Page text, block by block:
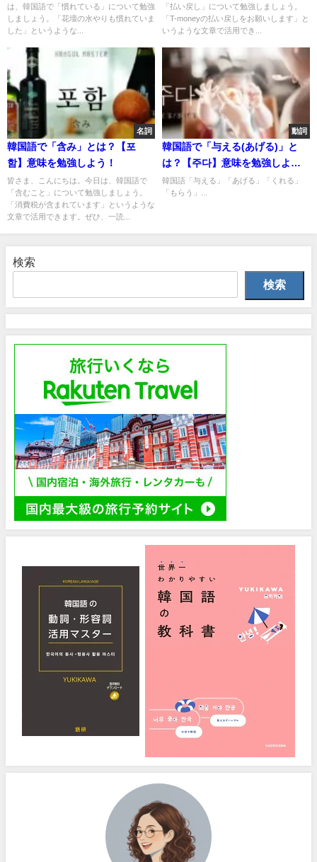
は、韓国語で「慣れている」について勉強
しましょう。「花壇の水やりも慣れていま
した」というような...
「払い戻し」について勉強しましょう。
「T-moneyの払い戻しをお願いします」と
いうような文章で活用でき...
名詞
韓国語で「含み」とは？【포
함】意味を勉強しよう！
皆さま、こんにちは。今日は、韓国語で
「含むこと」について勉強しましょう。
「消費税が含まれています」というような
文章で活用できます。ぜひ、一読...
動詞
韓国語で「与える(あげる)」と
は？【주다】意味を勉強しよ
う！
韓国語「与える」「あげる」「くれる」
「もらう」...
検索
検索